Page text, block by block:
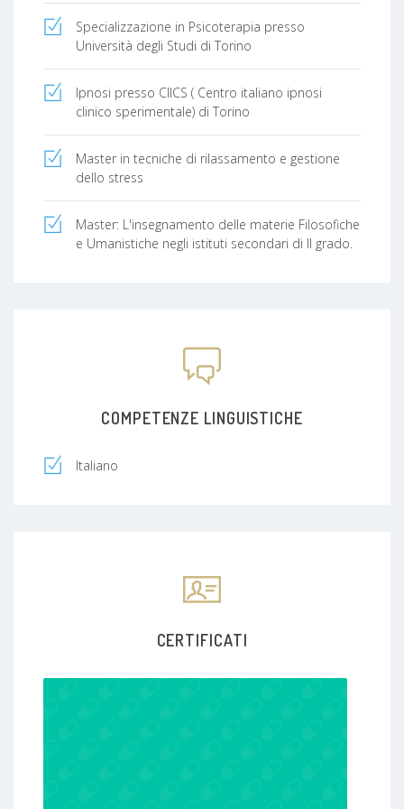
Specializzazione in Psicoterapia presso
Università degli Studi di Torino
Ipnosi presso CIICS ( Centro italiano ipnosi
clinico sperimentale) di Torino
Master in tecniche di rilassamento e gestione
dello stress
Master: L'insegnamento delle materie Filosofiche
e Umanistiche negli istituti secondari di II grado.
COMPETENZE LINGUISTICHE
Italiano
CERTIFICATI